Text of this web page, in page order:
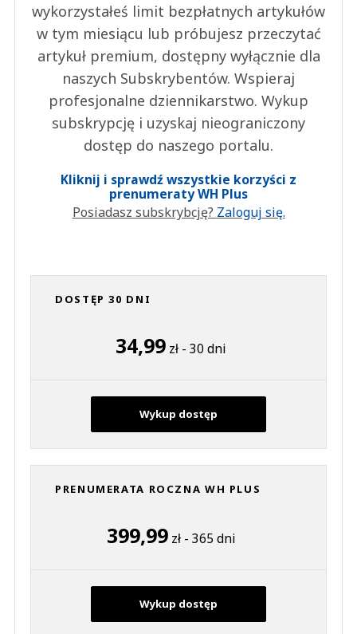
wykorzystałeś limit bezpłatnych artykułów
w tym miesiącu lub próbujesz przeczytać
artykuł premium, dostępny wyłącznie dla
naszych Subskrybentów. Wspieraj
profesjonalne dziennikarstwo. Wykup
subskrypcję i uzyskaj nieograniczony
dostęp do naszego portalu.
Kliknij i sprawdź wszystkie korzyści z
prenumeraty WH Plus
Posiadasz subskrybcję? Zaloguj się.
DOSTĘP 30 DNI
34,99 zł - 30 dni
Wykup dostęp
PRENUMERATA ROCZNA WH PLUS
399,99zł - 365 dni
Wykup dostęp